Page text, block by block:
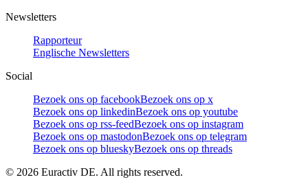
Newsletters
Rapporteur
Englische Newsletters
Social
Bezoek ons op facebookBezoek ons op x
Bezoek ons op linkedinBezoek ons op youtube
Bezoek ons op rss-feedBezoek ons op instagram
Bezoek ons op mastodonBezoek ons op telegram
Bezoek ons op blueskyBezoek ons op threads
© 2026 Euractiv DE. All rights reserved.